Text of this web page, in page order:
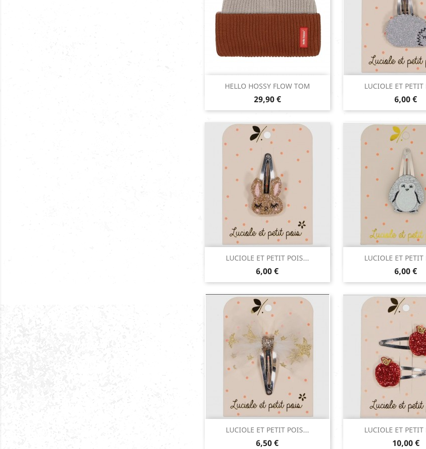
HELLO HOSSY FLOW TOM
Prix
29,90 €
Aperçu rapide LUCIOLE ET PETIT
Prix
6,00 €
Aperçu
Argent
LUCIOLE ET PETIT POIS...
Prix
6,00 €
Aperçu rapide LUCIOLE ET PETIT
Prix
6,00 €
Aperçu
Argent
LUCIOLE ET PETIT POIS...
Prix
6,50 €
Aperçu rapide LUCIOLE ET PETIT
Prix
10,00 €
Aperçu
Rouge